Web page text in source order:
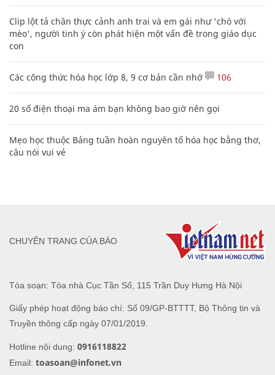
Clip lột tả chân thực cảnh anh trai và em gái như 'chó với
mèo', người tinh ý còn phát hiện một vấn đề trong giáo dục
con
Các công thức hóa học lớp 8, 9 cơ bản cần nhớ 106
20 số điện thoại ma ám bạn không bao giờ nên gọi
Mẹo học thuộc Bảng tuần hoàn nguyên tố hóa học bằng thơ,
câu nói vui vẻ
Tòa soạn: Tòa nhà Cục Tần Số, 115 Trần Duy Hưng Hà Nội
Giấy phép hoạt động báo chí: Số 09/GP-BTTTT, Bộ Thông tin và
Truyền thông cấp ngày 07/01/2019.
Hotline nội dung: 0916118822
Email: toasoan@infonet.vn
CHUYÊN TRANG CỦA BÁO